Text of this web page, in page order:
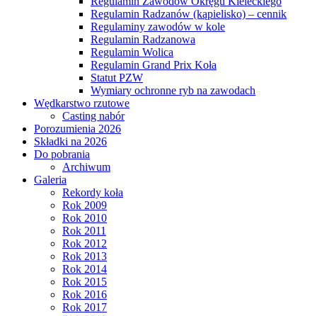
Regulamin Radzanów (kąpielisko) – cennik
Regulaminy zawodów w kole
Regulamin Radzanowa
Regulamin Wolica
Regulamin Grand Prix Koła
Statut PZW
Wymiary ochronne ryb na zawodach
Wędkarstwo rzutowe
Casting nabór
Porozumienia 2026
Składki na 2026
Do pobrania
Archiwum
Galeria
Rekordy koła
Rok 2009
Rok 2010
Rok 2011
Rok 2012
Rok 2013
Rok 2014
Rok 2015
Rok 2016
Rok 2017